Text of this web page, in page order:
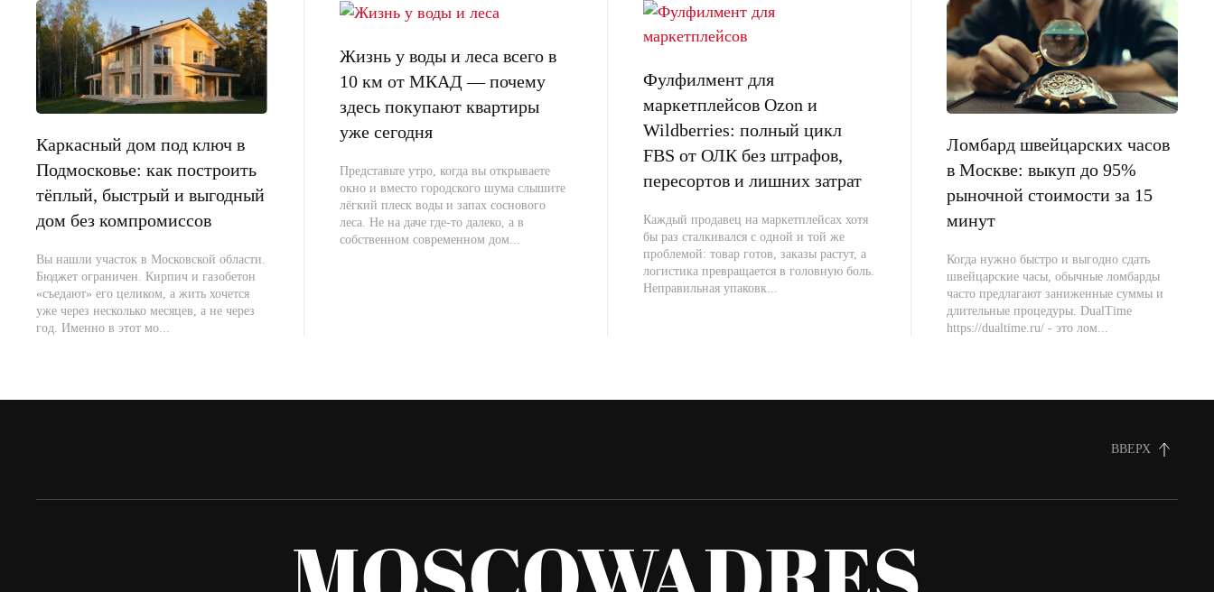
Каркасный дом под ключ в
Подмосковье: как построить
тёплый, быстрый и выгодный
дом без компромиссов
Вы нашли участок в Московской области.
Бюджет ограничен. Кирпич и газобетон
«съедают» его целиком, а жить хочется
уже через несколько месяцев, а не через
год. Именно в этот мо...
Жизнь у воды и леса всего в
10 км от МКАД — почему
здесь покупают квартиры
уже сегодня
Представьте утро, когда вы открываете
окно и вместо городского шума слышите
лёгкий плеск воды и запах соснового
леса. Не на даче где-то далеко, а в
собственном современном дом...
Фулфилмент для
маркетплейсов Ozon и
Wildberries: полный цикл
FBS от ОЛК без штрафов,
пересортов и лишних затрат
Каждый продавец на маркетплейсах хотя
бы раз сталкивался с одной и той же
проблемой: товар готов, заказы растут, а
логистика превращается в головную боль.
Неправильная упаковк...
Ломбард швейцарских часов
в Москве: выкуп до 95%
рыночной стоимости за 15
минут
Когда нужно быстро и выгодно сдать
швейцарские часы, обычные ломбарды
часто предлагают заниженные суммы и
длительные процедуры. DualTime
https://dualtime.ru/ - это лом...
ВВЕРХ